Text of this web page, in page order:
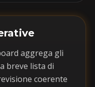
aggrega gli
breve lista di
coerente